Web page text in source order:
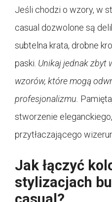
Jeśli chodzi o wzory, w
casual dozwolone są
subtelna krata, drobne
paski. Unikaj jednak zbyt
wzorów, które mogą
profesjonalizmu.
stworzenie
przytłaczającego
Jak łączyć
stylizacjach